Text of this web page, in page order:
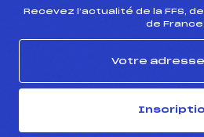
Recevez l’actualité de la FFS,
de France.